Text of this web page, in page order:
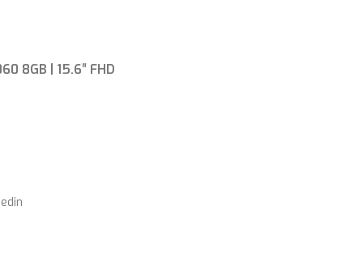
8GB | 15.6″ FHD